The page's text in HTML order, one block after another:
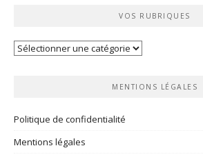
VOS RUBRIQUES
Vos
MENTIONS LÉGALES
Politique de confidentialité
Mentions légales